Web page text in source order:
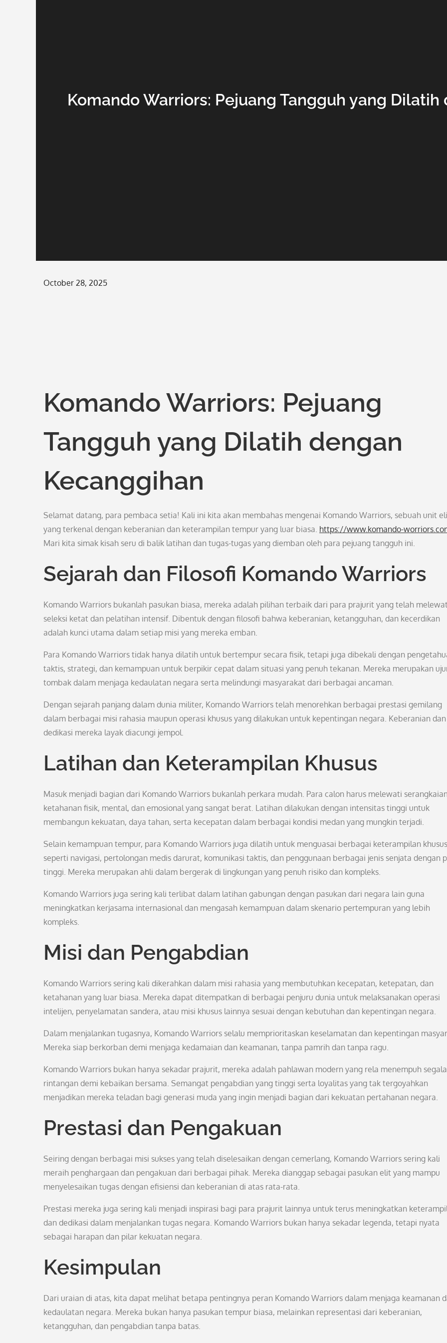
Komando Warriors: Pejuang Tangguh yang
Posted
October 28, 2025
Komando Warriors: Pejuang
Tangguh yang Dilatih dengan
Kecanggihan
Selamat datang, para pembaca setia! Kali ini kita akan membahas mengenai Komando Warriors, sebuah unit
yang terkenal dengan keberanian dan keterampilan tempur yang luar biasa. https://www.komando-
Mari kita simak kisah seru di balik latihan dan tugas-tugas yang diemban oleh para pejuang tangguh ini.
Sejarah dan Filosofi Komando Warriors
Komando Warriors bukanlah pasukan biasa, mereka adalah pilihan terbaik dari para prajurit yang telah
seleksi ketat dan pelatihan intensif. Dibentuk dengan filosofi bahwa keberanian, ketangguhan, dan kecerdikan
adalah kunci utama dalam setiap misi yang mereka emban.
Para Komando Warriors tidak hanya dilatih untuk bertempur secara fisik, tetapi juga dibekali dengan
taktis, strategi, dan kemampuan untuk berpikir cepat dalam situasi yang penuh tekanan. Mereka merupakan
tombak dalam menjaga kedaulatan negara serta melindungi masyarakat dari berbagai ancaman.
Dengan sejarah panjang dalam dunia militer, Komando Warriors telah menorehkan berbagai prestasi gemilang
dalam berbagai misi rahasia maupun operasi khusus yang dilakukan untuk kepentingan negara. Keberanian dan
dedikasi mereka layak diacungi jempol.
Latihan dan Keterampilan Khusus
Masuk menjadi bagian dari Komando Warriors bukanlah perkara mudah. Para calon harus melewati
ketahanan fisik, mental, dan emosional yang sangat berat. Latihan dilakukan dengan intensitas tinggi untuk
membangun kekuatan, daya tahan, serta kecepatan dalam berbagai kondisi medan yang mungkin terjadi.
Selain kemampuan tempur, para Komando Warriors juga dilatih untuk menguasai berbagai keterampilan khusus
seperti navigasi, pertolongan medis darurat, komunikasi taktis, dan penggunaan berbagai jenis senjata dengan
tinggi. Mereka merupakan ahli dalam bergerak di lingkungan yang penuh risiko dan kompleks.
Komando Warriors juga sering kali terlibat dalam latihan gabungan dengan pasukan dari negara lain guna
meningkatkan kerjasama internasional dan mengasah kemampuan dalam skenario pertempuran yang lebih
kompleks.
Misi dan Pengabdian
Komando Warriors sering kali dikerahkan dalam misi rahasia yang membutuhkan kecepatan, ketepatan, dan
ketahanan yang luar biasa. Mereka dapat ditempatkan di berbagai penjuru dunia untuk melaksanakan operasi
intelijen, penyelamatan sandera, atau misi khusus lainnya sesuai dengan kebutuhan dan kepentingan negara.
Dalam menjalankan tugasnya, Komando Warriors selalu memprioritaskan keselamatan dan kepentingan
Mereka siap berkorban demi menjaga kedamaian dan keamanan, tanpa pamrih dan tanpa ragu.
Komando Warriors bukan hanya sekadar prajurit, mereka adalah pahlawan modern yang rela menempuh segala
rintangan demi kebaikan bersama. Semangat pengabdian yang tinggi serta loyalitas yang tak tergoyahkan
menjadikan mereka teladan bagi generasi muda yang ingin menjadi bagian dari kekuatan pertahanan negara.
Prestasi dan Pengakuan
Seiring dengan berbagai misi sukses yang telah diselesaikan dengan cemerlang, Komando Warriors sering kali
meraih penghargaan dan pengakuan dari berbagai pihak. Mereka dianggap sebagai pasukan elit yang mampu
menyelesaikan tugas dengan efisiensi dan keberanian di atas rata-rata.
Prestasi mereka juga sering kali menjadi inspirasi bagi para prajurit lainnya untuk terus meningkatkan
dan dedikasi dalam menjalankan tugas negara. Komando Warriors bukan hanya sekadar legenda, tetapi nyata
sebagai harapan dan pilar kekuatan negara.
Kesimpulan
Dari uraian di atas, kita dapat melihat betapa pentingnya peran Komando Warriors dalam menjaga keamanan
kedaulatan negara. Mereka bukan hanya pasukan tempur biasa, melainkan representasi dari keberanian,
ketangguhan, dan pengabdian tanpa batas.